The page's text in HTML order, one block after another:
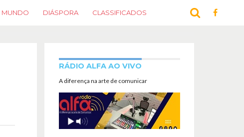
MUNDO DIÁSPORA CLASSIFICADOS
RÁDIO ALFA AO VIVO
A diferença na arte de comunicar